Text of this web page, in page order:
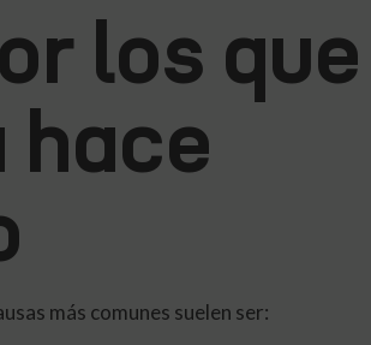
los que
hace
más comunes suelen ser: